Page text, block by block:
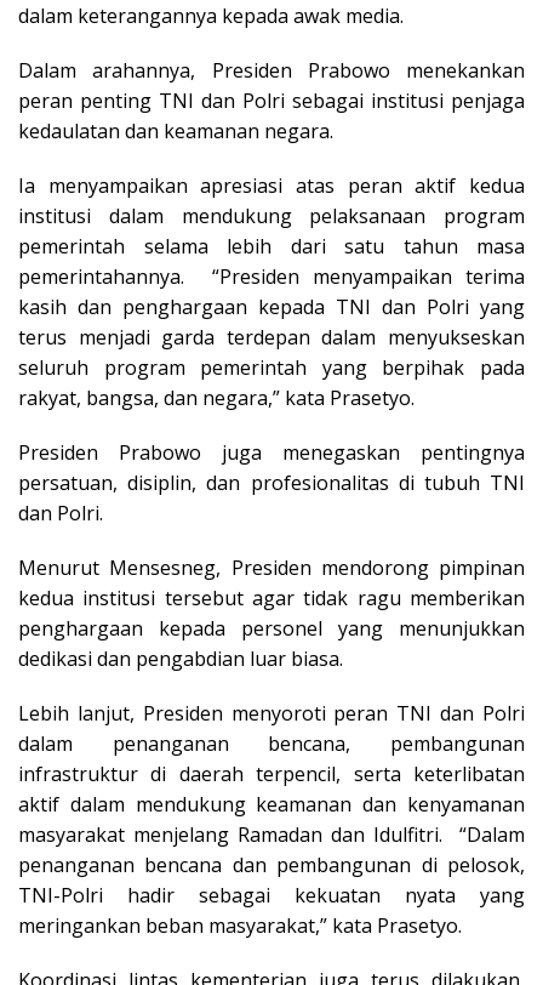
dalam keterangannya kepada awak media.
Dalam arahannya, Presiden Prabowo menekankan
peran penting TNI dan Polri sebagai institusi penjaga
kedaulatan dan keamanan negara.
Ia menyampaikan apresiasi atas peran aktif kedua
institusi dalam mendukung pelaksanaan program
pemerintah selama lebih dari satu tahun masa
pemerintahannya. “Presiden menyampaikan terima
kasih dan penghargaan kepada TNI dan Polri yang
terus menjadi garda terdepan dalam menyukseskan
seluruh program pemerintah yang berpihak pada
rakyat, bangsa, dan negara,” kata Prasetyo.
Presiden Prabowo juga menegaskan pentingnya
persatuan, disiplin, dan profesionalitas di tubuh TNI
dan Polri.
Menurut Mensesneg, Presiden mendorong pimpinan
kedua institusi tersebut agar tidak ragu memberikan
penghargaan kepada personel yang menunjukkan
dedikasi dan pengabdian luar biasa.
Lebih lanjut, Presiden menyoroti peran TNI dan Polri
dalam penanganan bencana, pembangunan
infrastruktur di daerah terpencil, serta keterlibatan
aktif dalam mendukung keamanan dan kenyamanan
masyarakat menjelang Ramadan dan Idulfitri. “Dalam
penanganan bencana dan pembangunan di pelosok,
TNI-Polri hadir sebagai kekuatan nyata yang
meringankan beban masyarakat,” kata Prasetyo.